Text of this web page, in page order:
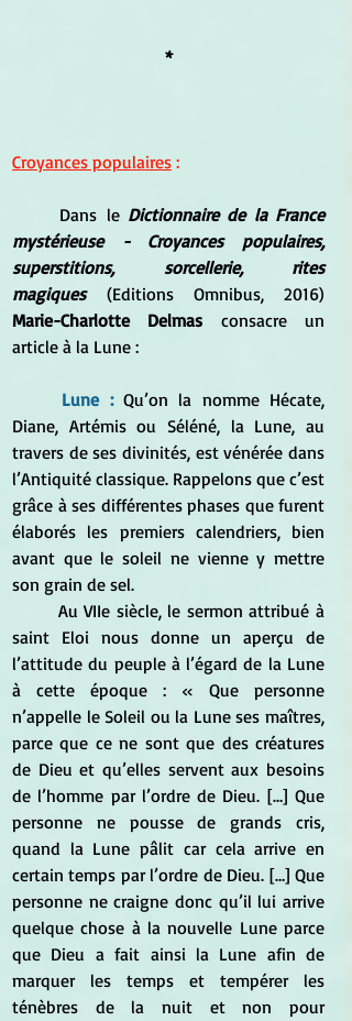
*
Croyances populaires :
Dans le Dictionnaire de la France
mystérieuse - Croyances populaires,
superstitions, sorcellerie, rites
magiques
Marie-Charlotte Delmas consacre un
article à la Lune :
Lune : Qu’on la nomme Hécate,
Diane, Artémis ou Séléné, la Lune, au
travers de ses divinités, est vénérée dans
l’Antiquité classique. Rappelons que c’est
grâce à ses différentes phases que furent
élaborés les premiers calendriers, bien
avant que le soleil ne vienne y mettre
son grain de sel.
saint Eloi nous donne un aperçu de
l’attitude du peuple à l’égard de la Lune
à cette époque : « Que personne
n’appelle le Soleil ou la Lune ses maîtres,
parce que ce ne sont que des créatures
de Dieu et qu’elles servent aux besoins
de l’homme par l’ordre de Dieu. […] Que
personne ne pousse de grands cris,
quand la Lune pâlit car cela arrive en
certain temps par l’ordre de Dieu. […] Que
personne ne craigne donc qu’il lui arrive
quelque chose à la nouvelle Lune parce
que Dieu a fait ainsi la Lune afin de
marquer les temps et tempérer les
ténèbres de la nuit et non pour